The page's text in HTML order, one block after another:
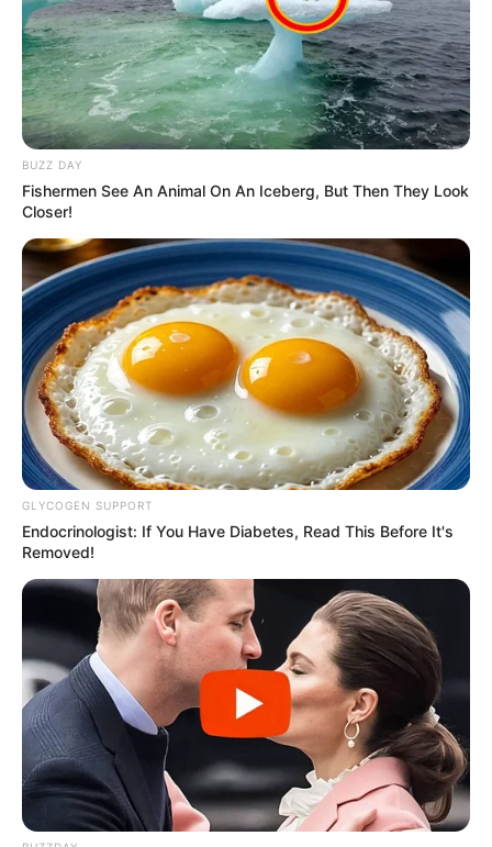
BUZZ DAY
Fishermen See An Animal On An Iceberg, But Then They Look
Closer!
GLYCOGEN SUPPORT
Endocrinologist: If You Have Diabetes, Read This Before It's
Removed!